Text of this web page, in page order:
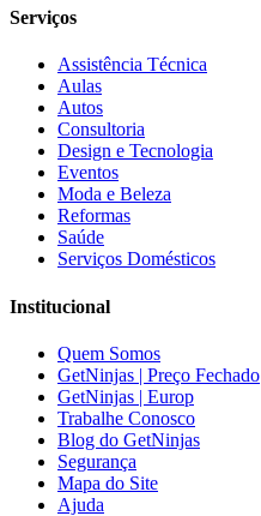
Serviços
Assistência Técnica
Aulas
Autos
Consultoria
Design e Tecnologia
Eventos
Moda e Beleza
Reformas
Saúde
Serviços Domésticos
Institucional
Quem Somos
GetNinjas | Preço Fechado
GetNinjas | Europ
Trabalhe Conosco
Blog do GetNinjas
Segurança
Mapa do Site
Ajuda